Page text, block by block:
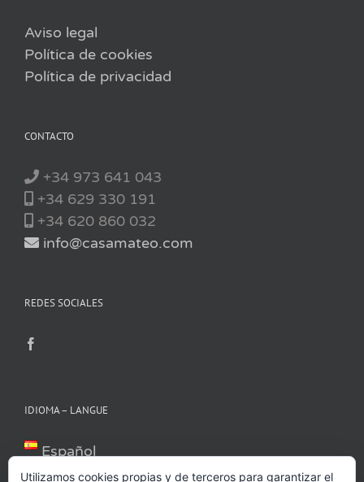
Aviso legal
Política de cookies
Política de privacidad
CONTACTO
+34 973 641 043
+34 629 330 191
+34 620 860 032
info@casamateo.com
REDES SOCIALES
IDIOMA – LANGUE
Español
Català
Utilizamos cookies propias y de terceros para garantizar el